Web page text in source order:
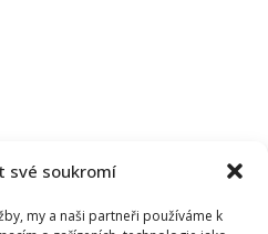
své soukromí
my a naši partneři používáme k